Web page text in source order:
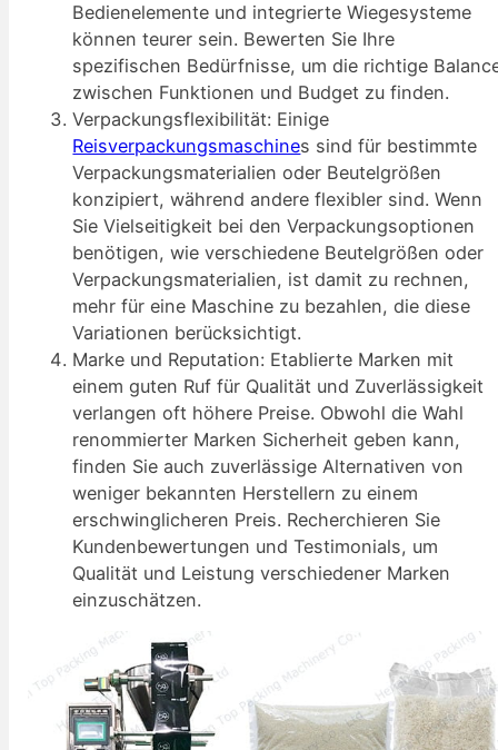
Bedienelemente und integrierte Wiegesysteme
können teurer sein. Bewerten Sie Ihre
spezifischen Bedürfnisse, um die richtige
zwischen Funktionen und Budget zu finden.
Verpackungsflexibilität: Einige
Reisverpackungsmaschines sind für bestimmte
Verpackungsmaterialien oder Beutelgrößen
konzipiert, während andere flexibler sind. Wenn
Sie Vielseitigkeit bei den Verpackungsoptionen
benötigen, wie verschiedene Beutelgrößen oder
Verpackungsmaterialien, ist damit zu rechnen,
mehr für eine Maschine zu bezahlen, die diese
Variationen berücksichtigt.
Marke und Reputation: Etablierte Marken mit
einem guten Ruf für Qualität und Zuverlässigkeit
verlangen oft höhere Preise. Obwohl die Wahl
renommierter Marken Sicherheit geben kann,
finden Sie auch zuverlässige Alternativen von
weniger bekannten Herstellern zu einem
erschwinglicheren Preis. Recherchieren Sie
Kundenbewertungen und Testimonials, um
Qualität und Leistung verschiedener Marken
einzuschätzen.